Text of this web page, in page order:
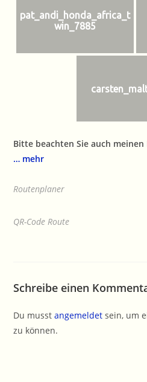
pat_andi_honda_africa_t
win_7885
Bitte beachten Sie auch
… mehr
Routenplaner
QR-Code Route
Schreibe einen
Du musstangemeldet sein, um
zu können.